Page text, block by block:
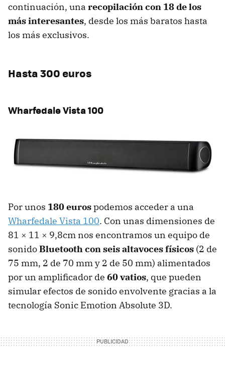
continuación, una recopilación con 18 de los
más interesantes, desde los más baratos hasta
los más exclusivos.
Hasta 300 euros
Wharfedale Vista 100
Por unos 180 eurospodemos acceder a una
Wharfedale Vista 100. Con unas dimensiones de
81 × 11 × 9,8cm nos encontramos un equipo de
sonidoBluetooth con seis altavoces físicos (2 de
75 mm, 2 de 70 mm y 2 de 50 mm) alimentados
por un amplificador de 60 vatios, que pueden
simular efectos de sonido envolvente gracias a la
tecnología Sonic Emotion Absolute 3D.